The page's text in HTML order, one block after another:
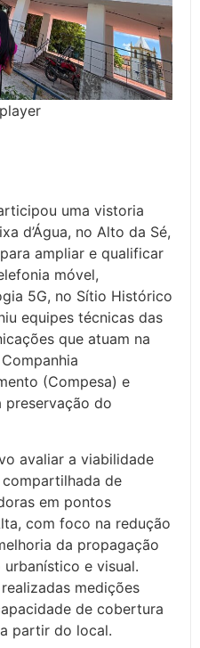
uma vistoria
d’Água, no Alto da Sé,
ampliar e qualificar
móvel,
5G, no Sítio Histórico
equipes técnicas das
que atuam na
(Compesa) e
preservação do
avaliar a viabilidade
de
em pontos
com foco na redução
da propagação
e visual.
medições
de cobertura
partir do local.